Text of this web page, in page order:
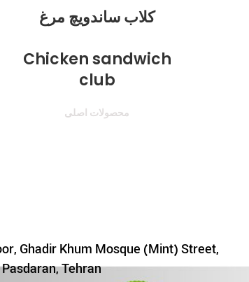
کلاب ساندویچ مرغ
Chicken sandwich
club
محصولات اصلی
Ghadir Khum Mosque (Mint) Street,
Tehran